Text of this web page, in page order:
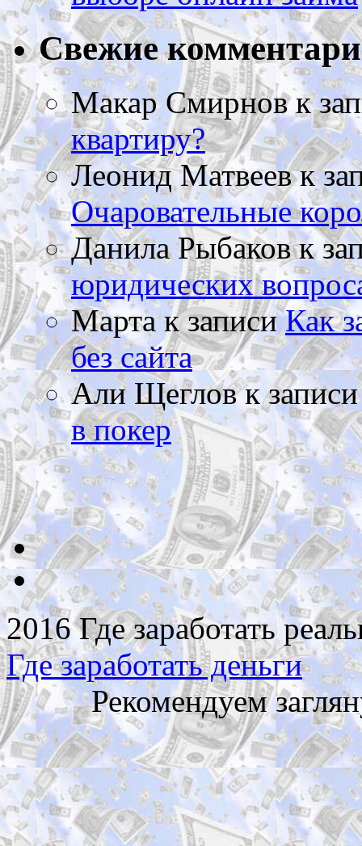
Свежие
Макар Смирновк
квартиру?
Леонид Матвеевк
Очаровательные
Данила Рыбаковк
юридических
Мартак записиКак
без сайта
Али Щегловк
в покер
2016 Где заработать
Где заработать деньги
Рекомендуем